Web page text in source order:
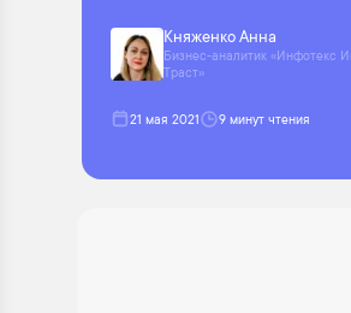
Княженко Анна
Бизнес-аналитик «Инфотекс
Траст»
21 мая 2021 9 минут чтения